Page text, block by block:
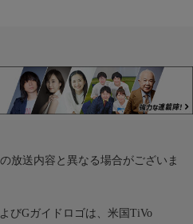
放送内容と異なる場合がございま
びGガイドロゴは、米国TiVo